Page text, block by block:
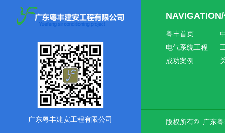
广东粤丰建安工程有限公司
粤丰首页
电气系统工程
成功案例
版权所有© 广东